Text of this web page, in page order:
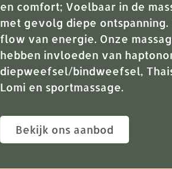
en comfort; Voelbaar in de
met gevolg diepe
flow van energie. Onze
hebben invloeden van
diepweefsel/bindweefsel,
Lomi en sportmassage.
Bekijk ons aanbod